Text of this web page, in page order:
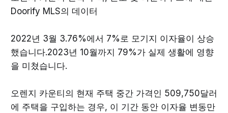
Doorify MLS의 데이터
2022년 3월 3.76%에서 7%로 모기지 이자율이 상승
했습니다.2023년 10월까지 79%가 실제 생활에 영향
을 미쳤습니다.
오렌지 카운티의 현재 주택 중간 가격인 509,750달러
에 주택을 구입하는 경우, 이 기간 동안 이자율 변동만